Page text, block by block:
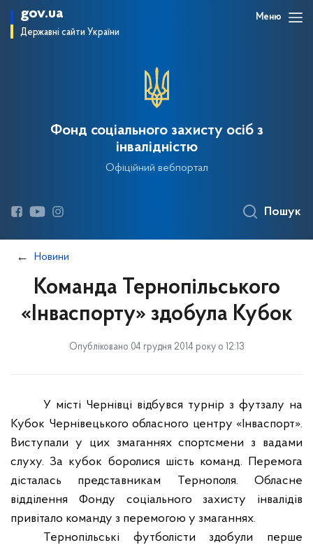
gov.ua
Державні сайти України
Меню
Фонд соціального захисту осіб з
інвалідністю
Офіційний вебпортал
Пошук
Новини
Команда Тернопільського
«Інваспорту» здобула Кубок
Опубліковано 04 грудня 2014 року о 12:13
У місті Чернівці відбувся турнір з футзалу на
Кубок Чернівецького обласного центру «Інваспорт».
Виступали у цих змаганнях спортсмени з вадами
слуху. За кубок боролися шість команд. Перемога
дісталась представникам Тернополя. Обласне
відділення Фонду соціального захисту інвалідів
привітало команду з перемогою у змаганнях.
Тернопільські футболісти здобули перше